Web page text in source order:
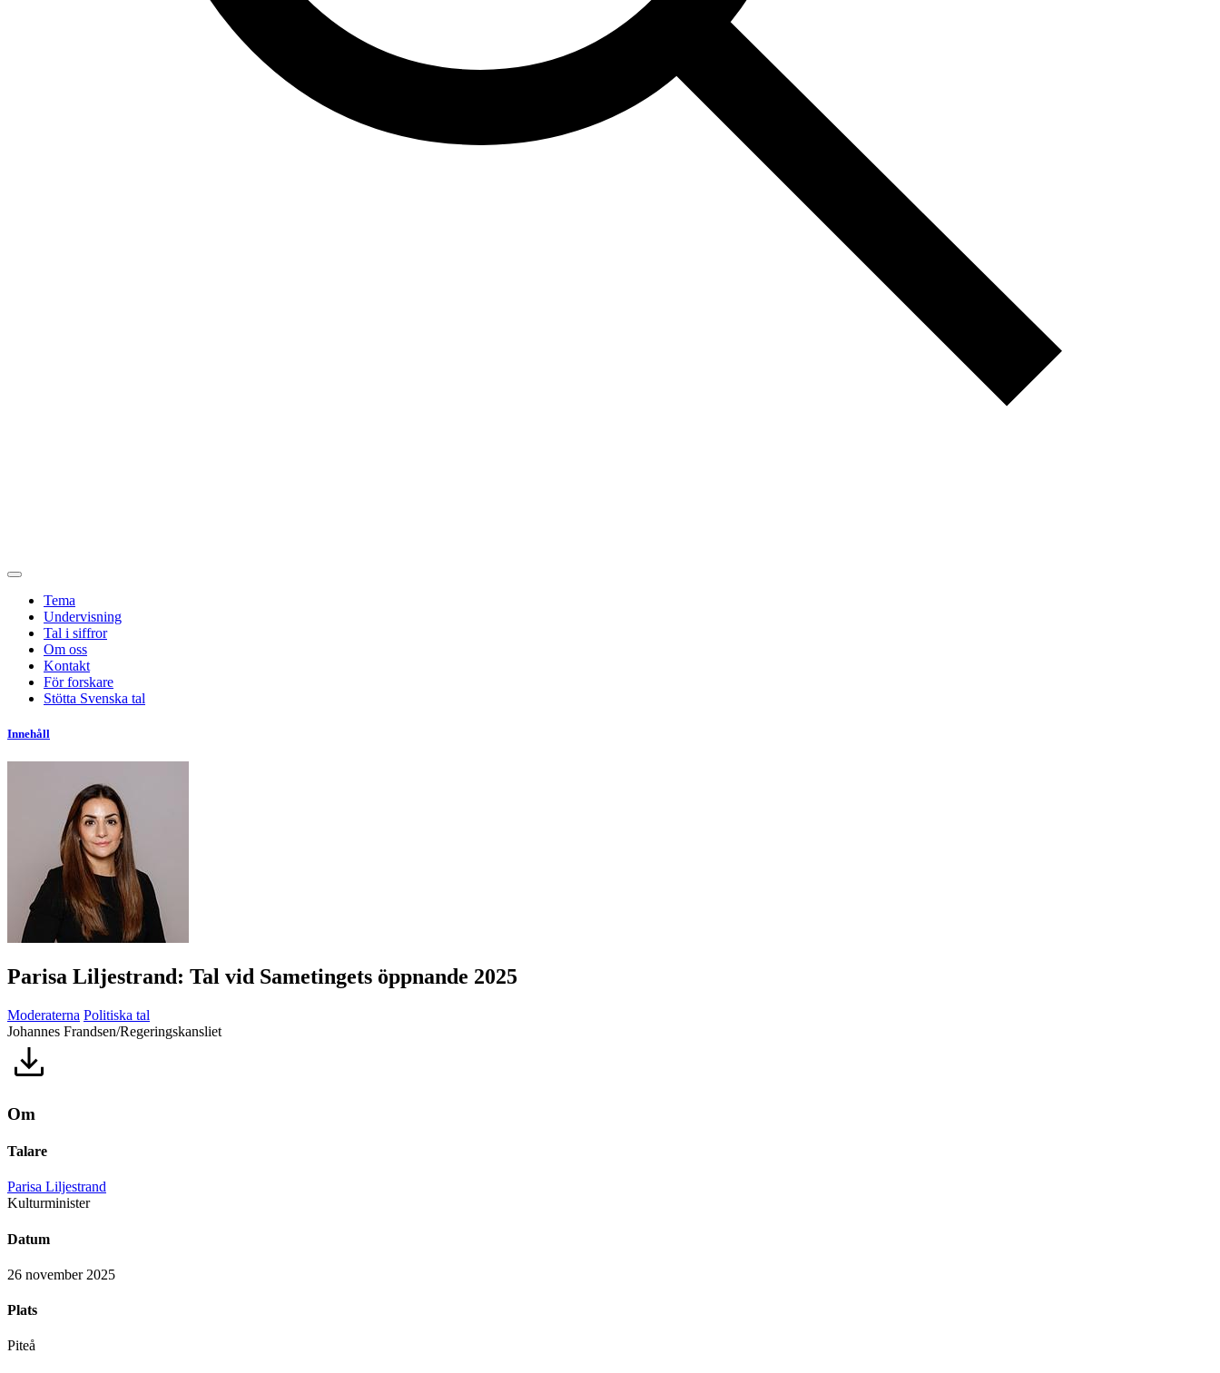
Tema
Undervisning
Tal i siffror
Om oss
Kontakt
För forskare
Stötta Svenska tal
Innehåll
Parisa Liljestrand: Tal vid Sametingets öppnande 2025
Moderaterna Politiska tal
Johannes Frandsen/Regeringskansliet
Om
Talare
Parisa Liljestrand
Kulturminister
Datum
26 november 2025
Plats
Piteå